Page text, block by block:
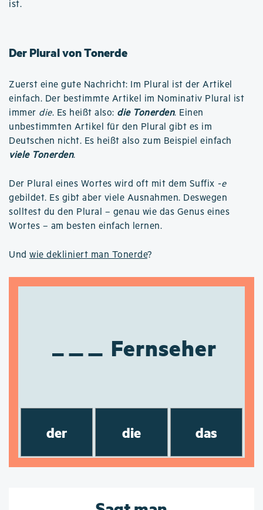
ist.
Der Plural von Tonerde
Zuerst eine gute Nachricht: Im Plural ist der Artikel
einfach. Der bestimmte Artikel im Nominativ Plural ist
immer die. Es heißt also: die Tonerden. Einen
unbestimmten Artikel für den Plural gibt es im
Deutschen nicht. Es heißt also zum Beispiel einfach
viele Tonerden.
Der Plural eines Wortes wird oft mit dem Suffix -e
gebildet. Es gibt aber viele Ausnahmen. Deswegen
solltest du den Plural – genau wie das Genus eines
Wortes – am besten einfach lernen.
Und wie dekliniert man Tonerde?
Fernseher
der die das